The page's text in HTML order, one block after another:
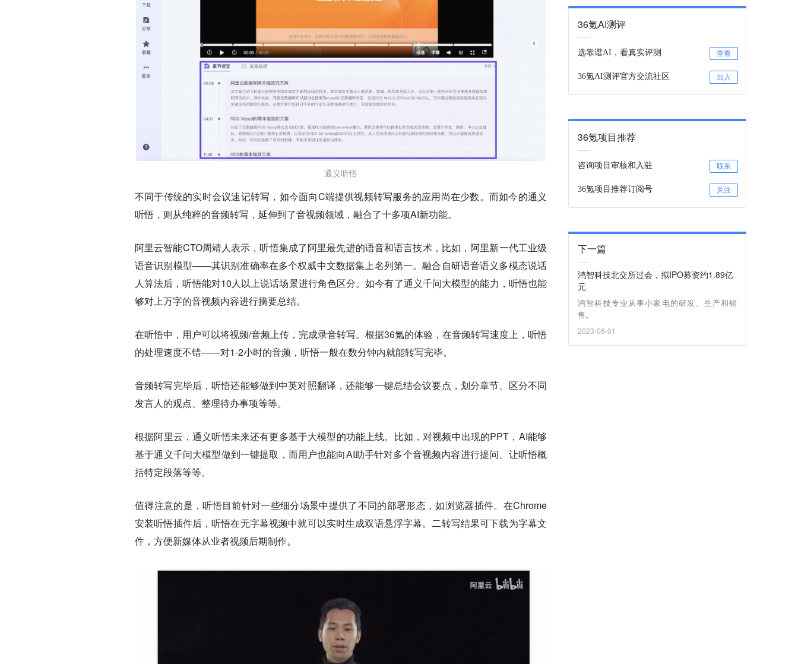
通义听悟
不同于传统的实时会议速记转写，如今面向C端提供视频转写服务的应用尚在少数。而如今的通义
听悟，则从纯粹的音频转写，延伸到了音视频领域，融合了十多项AI新功能。
阿里云智能CTO周靖人表示，听悟集成了阿里最先进的语音和语言技术，比如，阿里新一代工业级
语音识别模型——其识别准确率在多个权威中文数据集上名列第一。融合自研语音语义多模态说话
人算法后，听悟能对10人以上说话场景进行角色区分。如今有了通义千问大模型的能力，听悟也能
够对上万字的音视频内容进行摘要总结。
在听悟中，用户可以将视频/音频上传，完成录音转写。根据36氪的体验，在音频转写速度上，听悟
的处理速度不错——对1-2小时的音频，听悟一般在数分钟内就能转写完毕。
音频转写完毕后，听悟还能够做到中英对照翻译，还能够一键总结会议要点，划分章节、区分不同
发言人的观点、整理待办事项等等。
根据阿里云，通义听悟未来还有更多基于大模型的功能上线。比如，对视频中出现的PPT，AI能够
基于通义千问大模型做到一键提取，而用户也能向AI助手针对多个音视频内容进行提问、让听悟概
括特定段落等等。
值得注意的是，听悟目前针对一些细分场景中提供了不同的部署形态，如浏览器插件。在Chrome
安装听悟插件后，听悟在无字幕视频中就可以实时生成双语悬浮字幕。二转写结果可下载为字幕文
件，方便新媒体从业者视频后期制作。
36氪AI测评
选靠谱AI，看真实评测 查看
36氪AI测评官方交流社区 加入
36氪项目推荐
咨询项目审核和入驻 联系
36氪项目推荐订阅号 关注
下一篇
鸿智科技北交所过会，拟IPO募资约1.89亿
元
鸿智科技专业从事小家电的研发、生产和销
售。
2023-06-01